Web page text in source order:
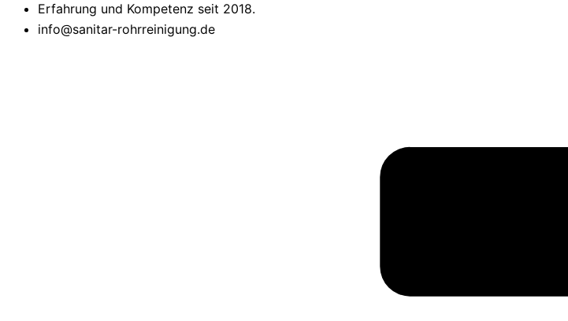
Erfahrung und Kompetenz seit 2018.
info@sanitar-rohrreinigung.de